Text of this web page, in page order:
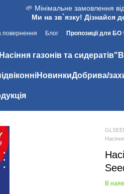
🌱 Мінімальне замовлення
Ми на зв`язку! Дізнайся
повернення Блог Пропозиції для БО
Насіння газонів та сидератів
НовинкиДобрива/
В